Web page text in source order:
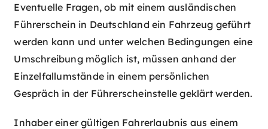
Eventuelle Fragen, ob mit einem ausländischen
Führerschein in Deutschland ein Fahrzeug geführt
werden kann und unter welchen Bedingungen eine
Umschreibung möglich ist, müssen anhand der
Einzelfallumstände in einem persönlichen
Gespräch in der Führerscheinstelle geklärt werden.
Inhaber einer gültigen Fahrerlaubnis aus einem